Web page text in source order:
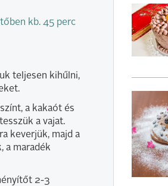
kb. 45 perc
teljesen kihűlni,
a kakaót és
a vajat.
keverjük, majd a
a maradék
2-3